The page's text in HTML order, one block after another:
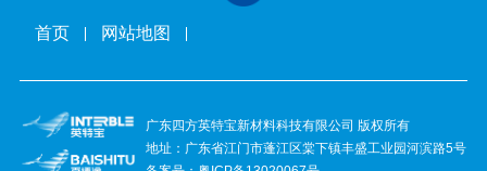
首页 网站地图
广东四方英特宝新材料科技有限公司 版权所有
地址：广东省江门市蓬江区棠下镇丰盛工业园河滨路5号